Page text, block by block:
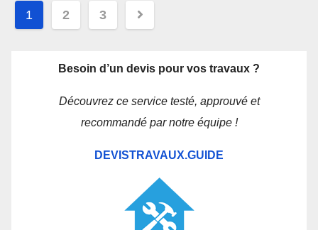
Navigation
articles
1 2 3
Besoin d’un devis pour vos travaux ?
Découvrez ce service testé, approuvé et
recommandé par notre équipe !
DEVISTRAVAUX.GUIDE